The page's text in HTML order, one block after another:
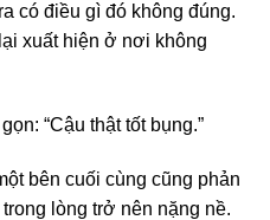
có điều gì đó không đúng.
xuất hiện ở nơi không
“Cậu thật tốt bụng.”
bên cuối cùng cũng phản
lòng trở nên nặng nề.